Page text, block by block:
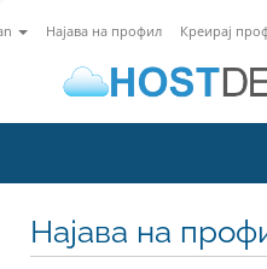
Најава на профил Креирај
Најава на